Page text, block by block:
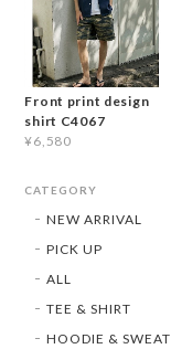
Front print design
shirt C4067
¥6,580
CATEGORY
NEW ARRIVAL
PICK UP
ALL
TEE & SHIRT
HOODIE & SWEAT